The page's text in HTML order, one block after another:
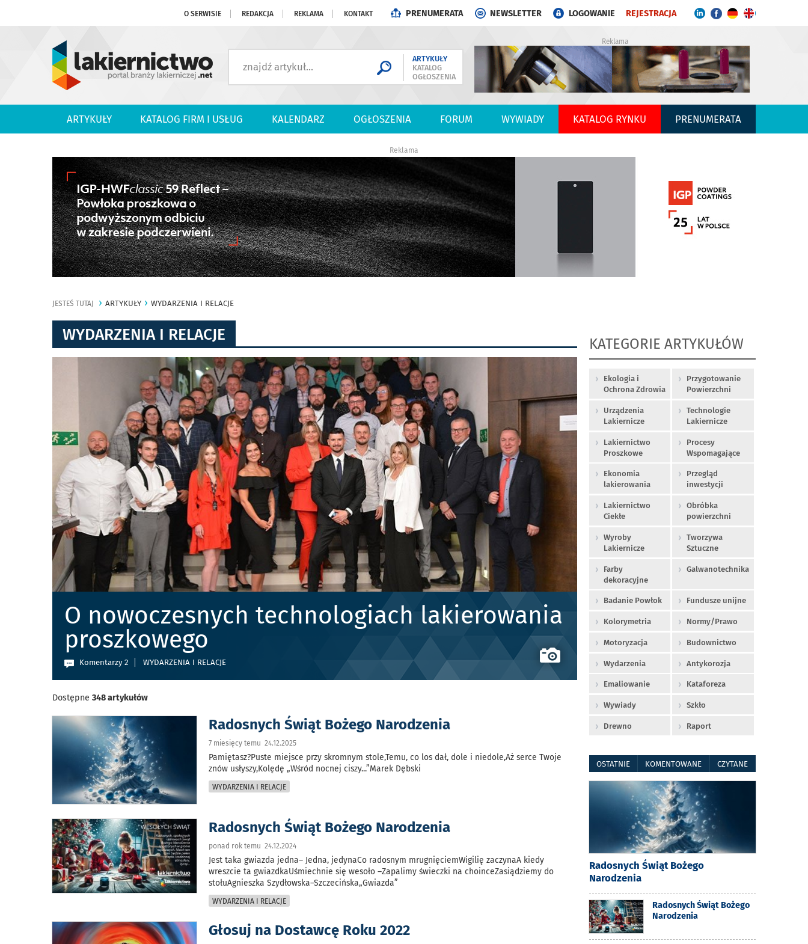
O SERWISIE REDAKCJA REKLAMA KONTAKT PRENUMERATA NEWSLETTER LOGOWANIE REJESTRACJA
ARTYKUŁY
KATALOG
OGŁOSZENIA
Reklama
ARTYKUŁY KATALOG FIRM I USŁUG KALENDARZ OGŁOSZENIA FORUM WYWIADY KATALOG RYNKU PRENUMERATA
Reklama
JESTEŚ TUTAJ ARTYKUŁY WYDARZENIA I RELACJE
WYDARZENIA I RELACJE
O nowoczesnych technologiach lakierowania
proszkowego
Komentarzy 2 WYDARZENIA I RELACJE
Dostępne 348 artykułów
Radosnych Świąt Bożego Narodzenia
7 miesięcy temu 24.12.2025
Pamiętasz?Puste miejsce przy skromnym stole,Temu, co los dał, dole i niedole,Aż serce Twoje
znów usłyszy,Kolędę „Wśród nocnej ciszy...”Marek Dębski
WYDARZENIA I RELACJE
Radosnych Świąt Bożego Narodzenia
ponad rok temu 24.12.2024
Jest taka gwiazda jedna– Jedna, jedynaCo radosnym mrugnięciemWigilię zaczynaA kiedy
wreszcie ta gwiazdkaUśmiechnie się wesoło –Zapalimy świeczki na choinceZasiądziemy do
stołuAgnieszka Szydłowska–Szczecińska„Gwiazda”
WYDARZENIA I RELACJE
Głosuj na Dostawcę Roku 2022
KATEGORIE ARTYKUŁÓW
Ekologia i
Ochrona Zdrowia
Przygotowanie
Powierzchni
Urządzenia
Lakiernicze
Technologie
Lakiernicze
Lakiernictwo
Proszkowe
Procesy
Wspomagające
Ekonomia
lakierowania
Przegląd
inwestycji
Lakiernictwo
Ciekłe
Obróbka
powierzchni
Wyroby
Lakiernicze
Tworzywa
Sztuczne
Farby
dekoracyjne
Galwanotechnika
Badanie Powłok Fundusze unijne
Kolorymetria Normy/Prawo
Motoryzacja Budownictwo
Wydarzenia Antykorozja
Emaliowanie Kataforeza
Wywiady Szkło
Drewno Raport
OSTATNIE KOMENTOWANE CZYTANE
Radosnych Świąt Bożego
Narodzenia
Radosnych Świąt Bożego
Narodzenia